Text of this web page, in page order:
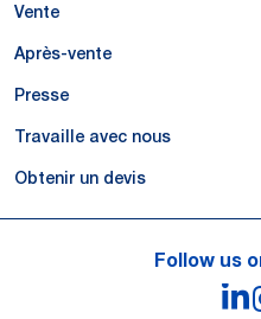
Vente
Après-vente
Presse
Travaille avec nous
Obtenir un devis
Follow us